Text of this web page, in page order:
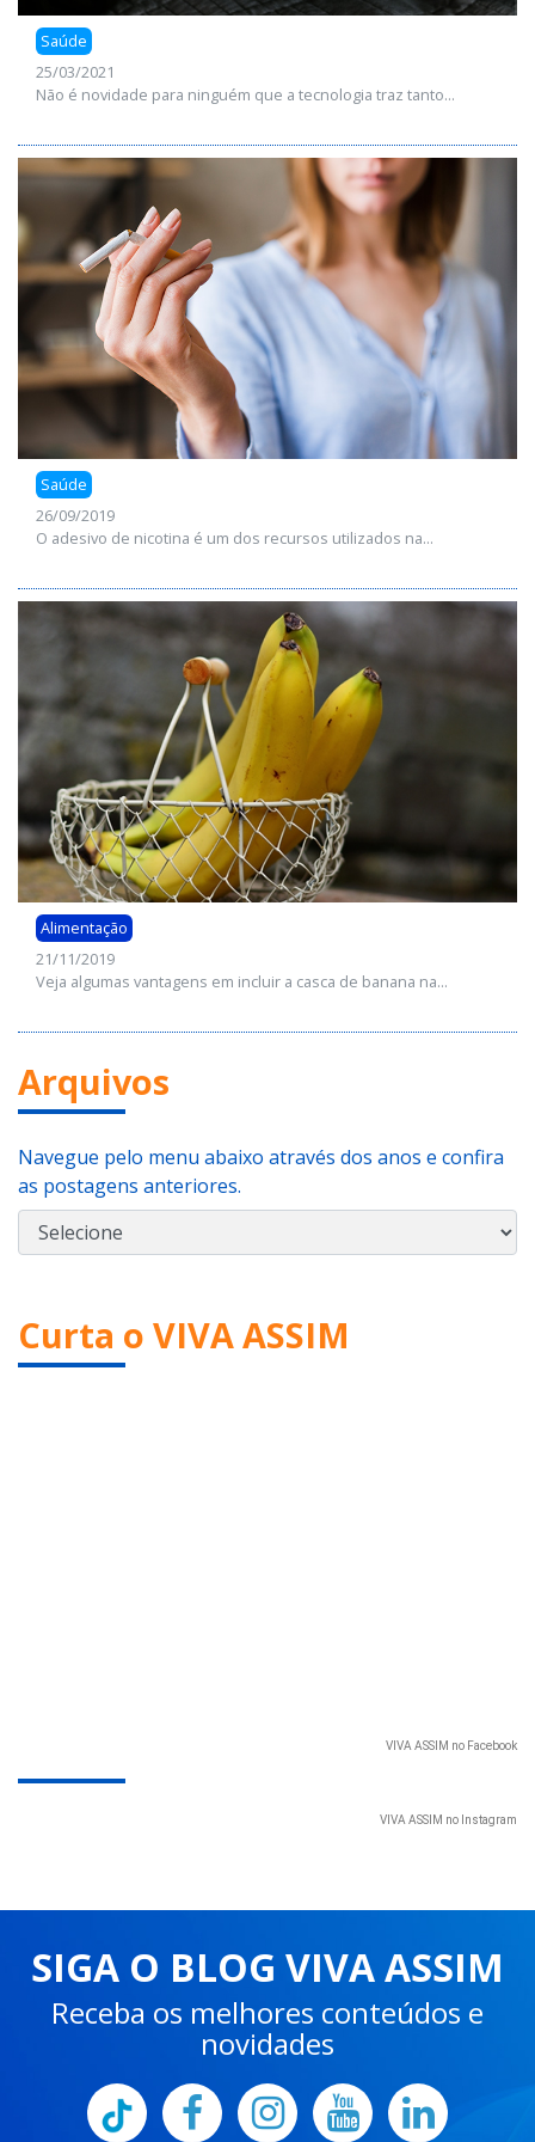
Saúde
25/03/2021
Não é novidade para ninguém que a tecnologia traz tanto...
Saúde
26/09/2019
O adesivo de nicotina é um dos recursos utilizados na...
Alimentação
21/11/2019
Veja algumas vantagens em incluir a casca de banana na...
Arquivos
Navegue pelo menu abaixo através dos anos e confira
as postagens anteriores.
Curta o VIVA ASSIM
VIVA ASSIM no Facebook
VIVA ASSIM no Instagram
SIGA O BLOG VIVA ASSIM
Receba os melhores conteúdos e
novidades